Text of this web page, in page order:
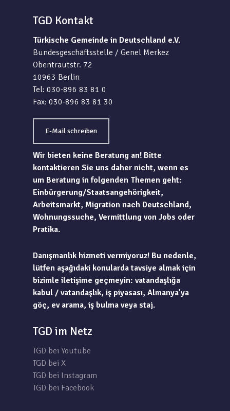
TGD Kontakt
Türkische Gemeinde in Deutschland e.V.
Bundesgeschäftsstelle / Genel Merkez
Obentrautstr. 72
10963 Berlin
Tel: 030-896 83 81 0
Fax: 030-896 83 81 30
E-Mail schreiben
Wir bieten keine Beratung an! Bitte
kontaktieren Sie uns daher nicht, wenn es
um Beratung in folgenden Themen geht:
Einbürgerung/Staatsangehörigkeit,
Arbeitsmarkt, Migration nach Deutschland,
Wohnungssuche, Vermittlung von Jobs oder
Pratika.
Danışmanlık hizmeti vermiyoruz! Bu nedenle,
lütfen aşağıdaki konularda tavsiye almak için
bizimle iletişime geçmeyin: vatandaşlığa
kabul / vatandaşlık, iş piyasası, Almanya’ya
göç, ev arama, iş bulma veya staj.
TGD im Netz
TGD bei Youtube
TGD bei X
TGD bei Instagram
TGD bei Facebook